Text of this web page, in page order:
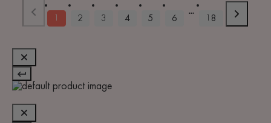
1 2 3 4 5 6 18